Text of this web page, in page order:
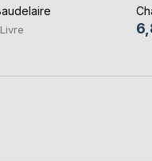
Livre